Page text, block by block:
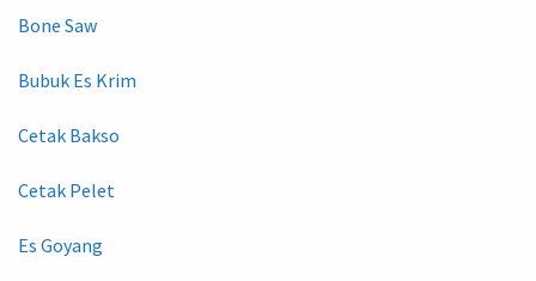
Bone Saw
Bubuk Es Krim
Cetak Bakso
Cetak Pelet
Es Goyang